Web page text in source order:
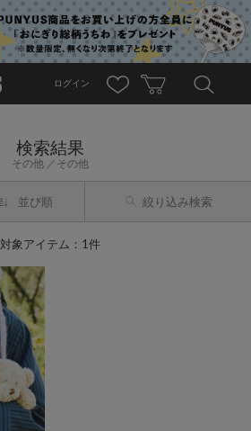
ログイン
検索結果
その他 その他
並び順 絞り込み検索
対象アイテム：1件